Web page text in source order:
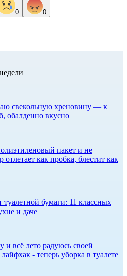
0 0
свекольную хреновину — к
обалденно вкусно
пакет и не
отлетает как пробка, блестит как
бумаги: 11 классных
и даче
и всё лето радуюсь своей
- теперь уборка в туалете